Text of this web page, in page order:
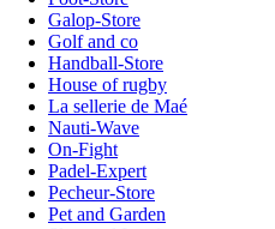
Galop-Store
Golf and co
Handball-Store
House of rugby
La sellerie de Maé
Nauti-Wave
On-Fight
Padel-Expert
Pecheur-Store
Pet and Garden